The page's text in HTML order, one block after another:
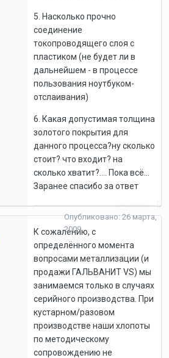
5. Насколько прочно
соединение
токопроводящего слоя с
пластиком (не будет ли в
дальнейшем - в процессе
пользования ноутбуком-
отслаивания)
6. Какая допустимая толщина
золотого покрытия для
данного процесса?ну сколько
стоит? что входит? на
сколько хватит?.... Пока всё...
Заранее спасибо за ответ
Жалоба
Опубликовано:26 марта,
2009
К сожалению, с
определённого момента
вопросами металлизации (и
продажи ГАЛЬВАНИТ VS) мы
занимаемся только в случаях
серийного производства. При
кустарном/разовом
производстве наши хлопоты
по методическому
сопровождению не